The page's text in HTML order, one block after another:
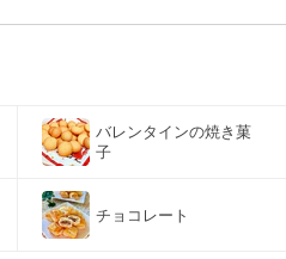
バレンタインの焼き菓
子
チョコレート